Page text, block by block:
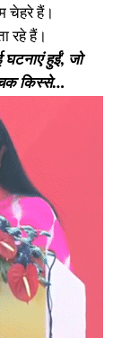
चेहरे हैं।
रहे हैं।
हुईं, जो
किस्से…